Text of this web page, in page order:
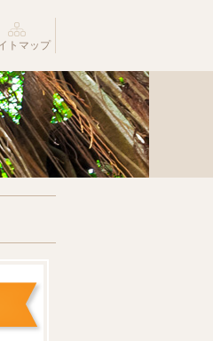
トマップ